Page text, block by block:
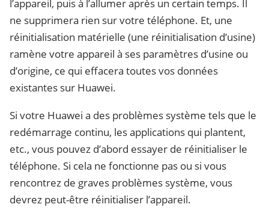
l’appareil, puis à l’allumer après un certain temps. Il
ne supprimera rien sur votre téléphone. Et, une
réinitialisation matérielle (une réinitialisation d’usine)
ramène votre appareil à ses paramètres d’usine ou
d’origine, ce qui effacera toutes vos données
existantes sur Huawei.
Si votre Huawei a des problèmes système tels que le
redémarrage continu, les applications qui plantent,
etc., vous pouvez d’abord essayer de réinitialiser le
téléphone. Si cela ne fonctionne pas ou si vous
rencontrez de graves problèmes système, vous
devrez peut-être réinitialiser l’appareil.